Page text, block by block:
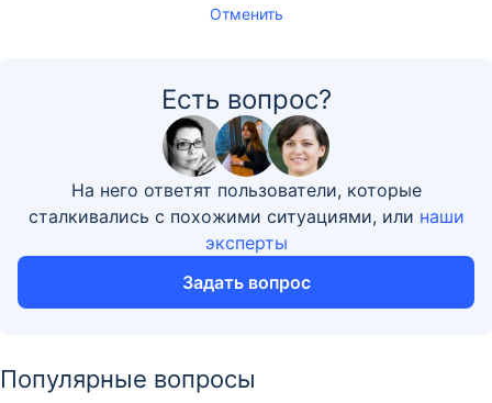
Отменить
Есть вопрос?
На него ответят пользователи, которые
сталкивались с похожими ситуациями, или наши
эксперты
Задать вопрос
Популярные вопросы